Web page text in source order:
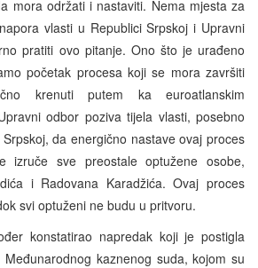
mora održati i nastaviti. Nema mjesta za
vlasti u Republici Srpskoj i Upravni
pratiti ovo pitanje. Ono što je urađeno
početak procesa koji se mora završiti
krenuti putem ka euroatlanskim
odbor poziva tijela vlasti, posebno
da energično nastave ovaj proces
sve preostale optužene osobe,
i Radovana Karadžića. Ovaj proces
svi optuženi ne budu u pritvoru.
konstatirao napredak koji je postigla
kaznenog suda, kojom su